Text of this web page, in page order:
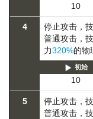
10
4 停止攻击，
普通攻击 ，
力320%的物
初始
10
5 停止攻击，
普通攻击 ，